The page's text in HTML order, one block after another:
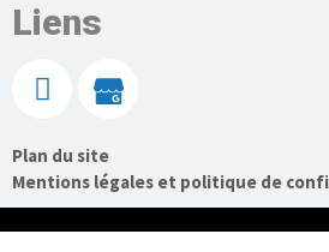
Liens
Plan du site
Mentions légales et politique de